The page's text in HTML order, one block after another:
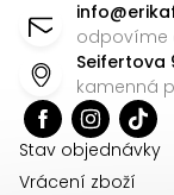
info@
odpovíme
Seifertova
kamenná
Stav objednávky
Vrácení zboží